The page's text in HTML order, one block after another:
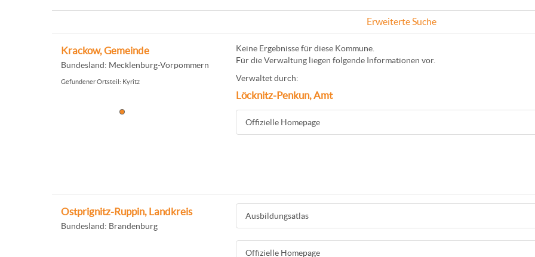
Erweiterte Suche
Krackow, Gemeinde
Bundesland: Mecklenburg-Vorpommern
Gefundener Ortsteil: Kyritz
Keine Ergebnisse für diese Kommune.
Für die Verwaltung liegen folgende Informationen vor.
Verwaltet durch:
Löcknitz-Penkun, Amt
Offizielle Homepage
Ostprignitz-Ruppin, Landkreis
Bundesland: Brandenburg
Ausbildungsatlas
Offizielle Homepage